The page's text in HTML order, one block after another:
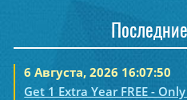
6 Августа, 2026 16:07:50
Get 1 Extra Year FREE -